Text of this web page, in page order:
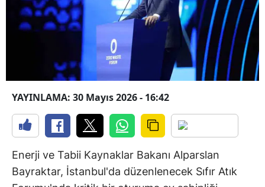
YAYINLAMA: 30 Mayıs 2026 - 16:42
Enerji ve Tabii Kaynaklar Bakanı Alparslan
Bayraktar, İstanbul'da düzenlenecek Sıfır Atık